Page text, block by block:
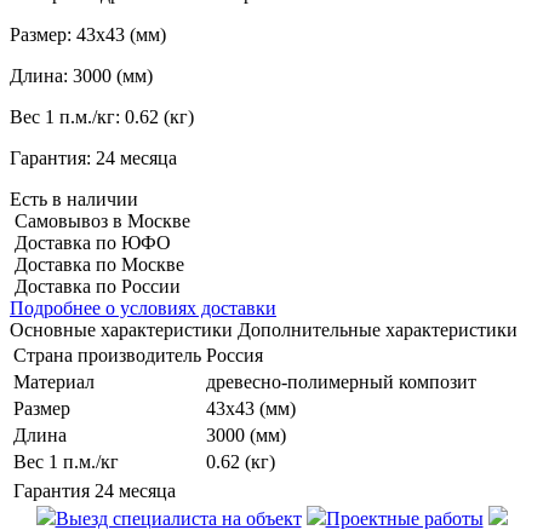
Размер: 43х43 (мм)
Длина: 3000 (мм)
Вес 1 п.м./кг: 0.62 (кг)
Гарантия: 24 месяца
Есть в наличии
Самовывоз в Москве
Доставка по ЮФО
Доставка по Москве
Доставка по России
Подробнее о условиях доставки
Основные характеристики Дополнительные характеристики
Страна производитель Россия
Материал
древесно-полимерный композит
Размер
43х43 (мм)
Длина
3000 (мм)
Вес 1 п.м./кг
0.62 (кг)
Гарантия 24 месяца
Выезд специалиста на объект
Проектные работы